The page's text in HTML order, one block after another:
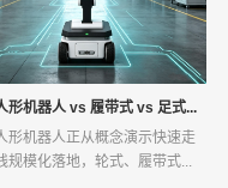
形机器人 vs 履带式 vs 足式...
形机器人正从概念演示快速走
规模化落地，轮式、履带式...